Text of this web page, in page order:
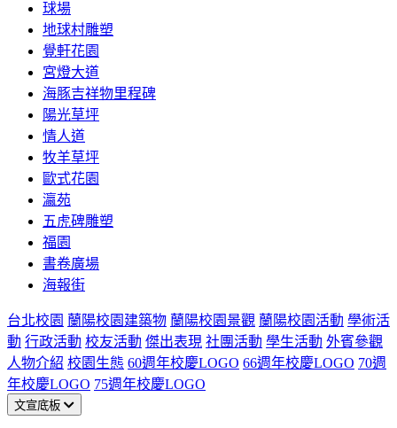
球場
地球村雕塑
覺軒花園
宮燈大道
海豚吉祥物里程碑
陽光草坪
情人道
牧羊草坪
歐式花園
瀛苑
五虎碑雕塑
福園
書卷廣場
海報街
台北校園 蘭陽校園建築物 蘭陽校園景觀 蘭陽校園活動 學術活
動 行政活動 校友活動 傑出表現 社團活動 學生活動 外賓參觀
人物介紹 校園生態 60週年校慶LOGO 66週年校慶LOGO 70週
年校慶LOGO 75週年校慶LOGO
文宣底板